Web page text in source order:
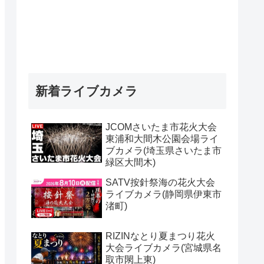
新着ライブカメラ
JCOMさいたま市花火大会
東浦和大間木公園会場ライ
ブカメラ(埼玉県さいたま市
緑区大間木)
SATV按針祭海の花火大会
ライブカメラ(静岡県伊東市
渚町)
RIZINなとり夏まつり花火
大会ライブカメラ(宮城県名
取市閖上東)